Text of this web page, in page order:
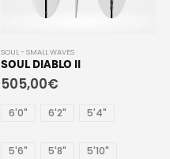
SOUL - SMALL WAVES
SOUL DIABLO II
505,00€
6'0" 6'2" 5'4"
5'6" 5'8" 5'10"